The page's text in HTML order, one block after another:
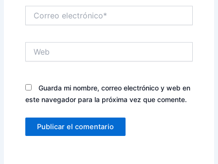
electrónico*
Guarda mi nombre, correo electrónico y web en
este navegador para la próxima vez que comente.